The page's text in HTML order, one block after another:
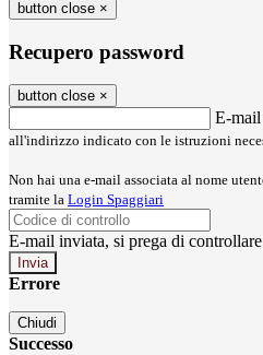
button close ×
Recupero password
button close ×
E-mail
all'indirizzo indicato con le istruzioni
Non hai una e-mail associata al nome
tramite la Login Spaggiari
E-mail inviata, si prega di
Errore
Chiudi
Successo